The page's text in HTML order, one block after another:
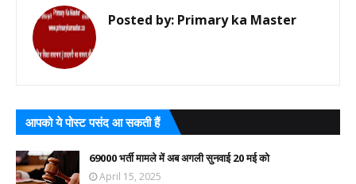
Posted by: Primary ka Master
आपको ये पोस्ट पसंद आ सकती हैं
69000 भर्ती मामले में अब अगली सुनवाई 20 मई को
April 15, 2025